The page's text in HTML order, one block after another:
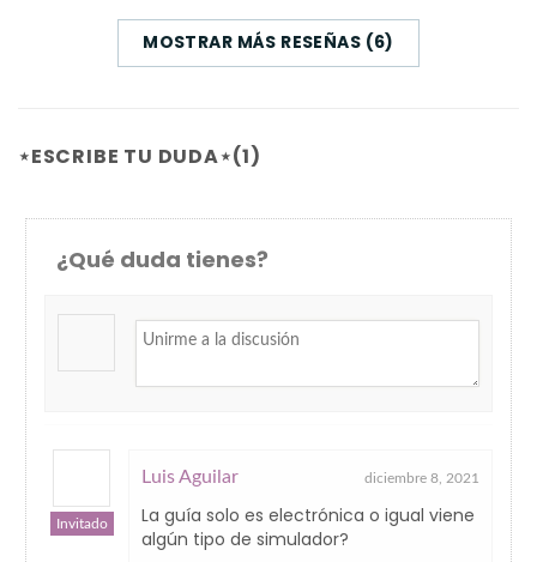
MOSTRAR MÁS RESEÑAS (6)
⋆ESCRIBE TU DUDA⋆(1)
¿Qué duda tienes?
Invitado
Luis Aguilar diciembre 8, 2021
La guía solo es electrónica o igual viene
algún tipo de simulador?